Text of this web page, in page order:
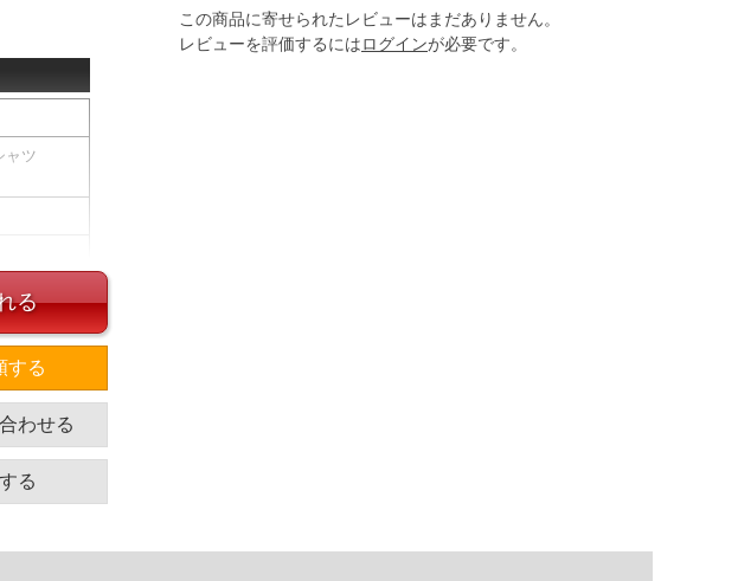
ャツ
着丈
73
ータ画
この商品に寄せられたレビューはまだありません。
レビューを評価するにはログインが必要です。
る
する
わせる
る